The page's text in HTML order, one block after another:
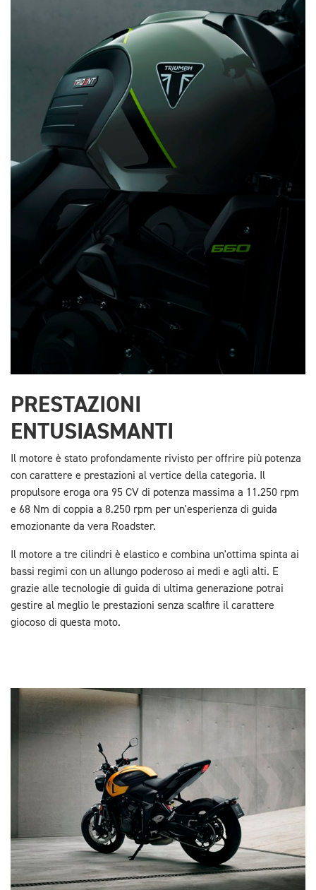
PRESTAZIONI
ENTUSIASMANTI
Il motore è stato profondamente rivisto per offrire più potenza
con carattere e prestazioni al vertice della categoria. Il
propulsore eroga ora 95 CV di potenza massima a 11.250 rpm
e 68 Nm di coppia a 8.250 rpm per un'esperienza di guida
emozionante da vera Roadster.
Il motore a tre cilindri è elastico e combina un'ottima spinta ai
bassi regimi con un allungo poderoso ai medi e agli alti. E
grazie alle tecnologie di guida di ultima generazione potrai
gestire al meglio le prestazioni senza scalfire il carattere
giocoso di questa moto.